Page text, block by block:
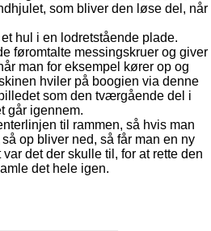
som bliver den løse del, når
hul i en lodretstående plade.
føromtalte messingskruer og giver
man for eksempel kører op og
hviler på boogien via denne
som den tværgående del i
går igennem.
til rammen, så hvis man
op bliver ned, så får man en ny
det der skulle til, for at rette den
det hele igen.